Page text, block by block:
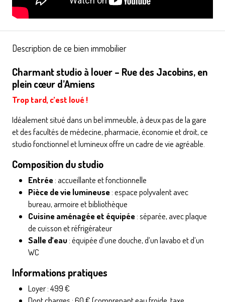
Description de ce bien immobilier
Charmant studio à louer – Rue des Jacobins, en
plein cœur d’Amiens
Trop tard, c’est loué !
Idéalement situé dans un bel immeuble, à deux pas de la gare
et des facultés de médecine, pharmacie, économie et droit, ce
studio fonctionnel et lumineux offre un cadre de vie agréable.
Composition du studio
Entrée: accueillante et fonctionnelle
Pièce de vie lumineuse: espace polyvalent avec
bureau, armoire et bibliothèque
Cuisine aménagée et équipée: séparée, avec plaque
de cuisson et réfrigérateur
Salle d’eau: équipée d’une douche, d’un lavabo et d’un
WC
Informations pratiques
Loyer : 499 €